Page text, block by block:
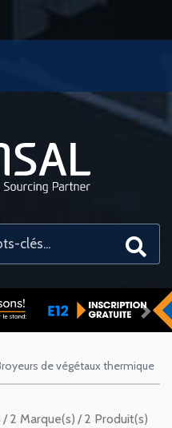
de végétaux thermique
2 Produit(s)
2 Marque(s)